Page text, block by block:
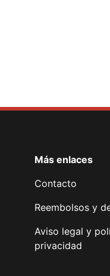
Más enlaces
Contacto
Reembolsos y
Aviso legal y
privacidad